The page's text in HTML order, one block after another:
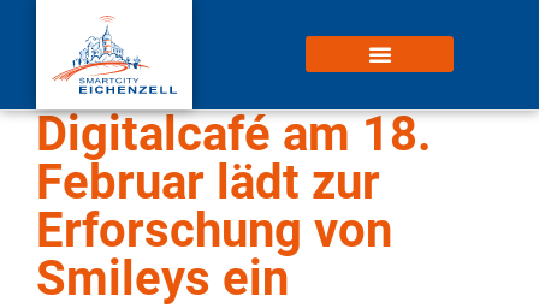
Digitalcafé am 18.
Februar lädt zur
Erforschung von
Smileys ein